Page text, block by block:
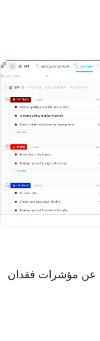
عن مؤشرات فقدان